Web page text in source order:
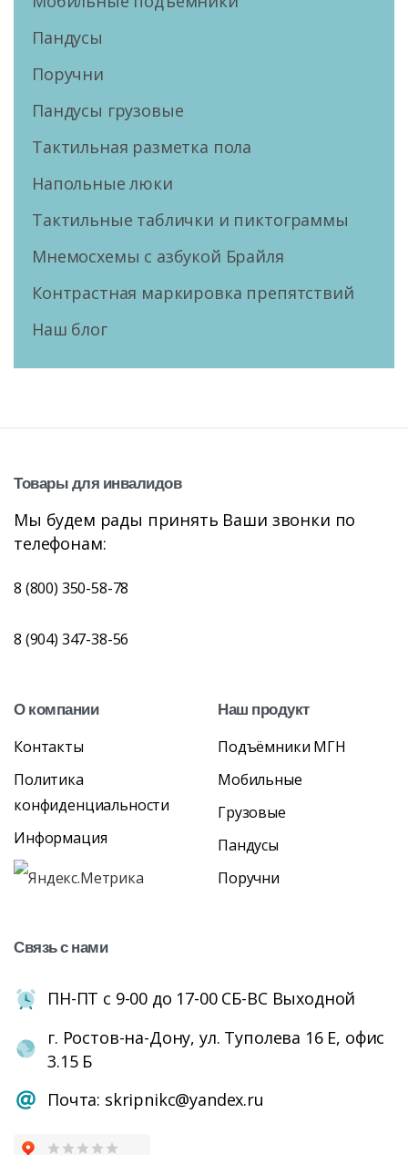
Пандусы
Поручни
Пандусы грузовые
Тактильная разметка пола
Напольные люки
Тактильные таблички и пиктограммы
Мнемосхемы с азбукой Брайля
Контрастная маркировка препятствий
Наш блог
Товарыдля инвалидов
Мы будем рады принять Ваши звонки по
телефонам:
8 (800) 350-58-78
8 (904) 347-38-56
Окомпании
Контакты
Политика
конфиденциальности
Информация
Наш продукт
Подъёмники МГН
Мобильные
Грузовые
Пандусы
Поручни
Связьснами
ПН-ПТ с 9-00 до 17-00 СБ-ВС Выходной
г. Ростов-на-Дону, ул. Туполева 16 Е, офис
3.15 Б
Почта: skripnikc@yandex.ru